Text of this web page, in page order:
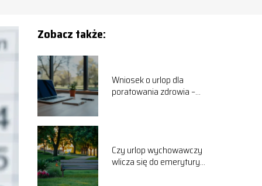
Zobacz także:
Wniosek o urlop dla
poratowania zdrowia –
Czy urlop wychowawczy
wlicza się do emerytury?